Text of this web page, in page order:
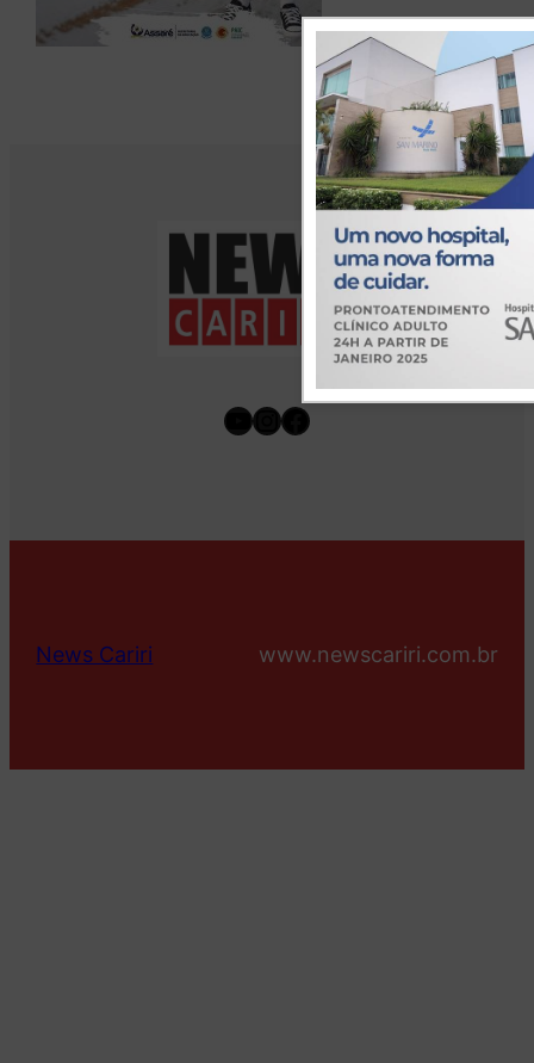
Youtube
Instagram
Facebook
News Cariri www.newscariri.com.br